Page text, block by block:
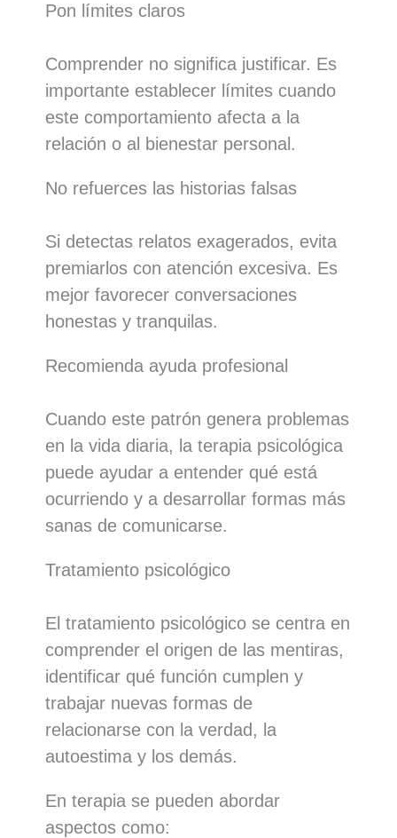
Pon límites claros
Comprender no significa justificar. Es
importante establecer límites cuando
este comportamiento afecta a la
relación o al bienestar personal.
No refuerces las historias falsas
Si detectas relatos exagerados, evita
premiarlos con atención excesiva. Es
mejor favorecer conversaciones
honestas y tranquilas.
Recomienda ayuda profesional
Cuando este patrón genera problemas
en la vida diaria, la terapia psicológica
puede ayudar a entender qué está
ocurriendo y a desarrollar formas más
sanas de comunicarse.
Tratamiento psicológico
El tratamiento psicológico se centra en
comprender el origen de las mentiras,
identificar qué función cumplen y
trabajar nuevas formas de
relacionarse con la verdad, la
autoestima y los demás.
En terapia se pueden abordar
aspectos como: